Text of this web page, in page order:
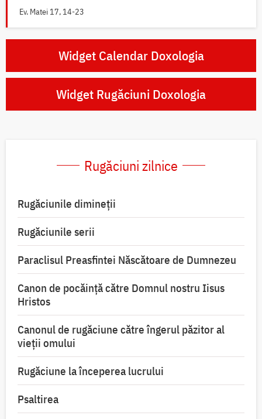
Ev. Matei 17, 14-23
Widget Calendar Doxologia
Widget Rugăciuni Doxologia
Rugăciuni zilnice
Rugăciunile dimineții
Rugăciunile serii
Paraclisul Preasfintei Născătoare de Dumnezeu
Canon de pocăință către Domnul nostru Iisus
Hristos
Canonul de rugăciune către îngerul păzitor al
vieții omului
Rugăciune la începerea lucrului
Psaltirea